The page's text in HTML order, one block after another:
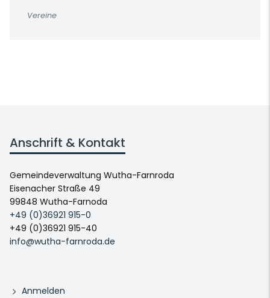
Vereine
Anschrift & Kontakt
Gemeindeverwaltung Wutha-Farnroda
Eisenacher Straße 49
99848 Wutha-Farnoda
+49 (0)36921 915-0
+49 (0)36921 915-40
info@wutha-farnroda.de
Anmelden